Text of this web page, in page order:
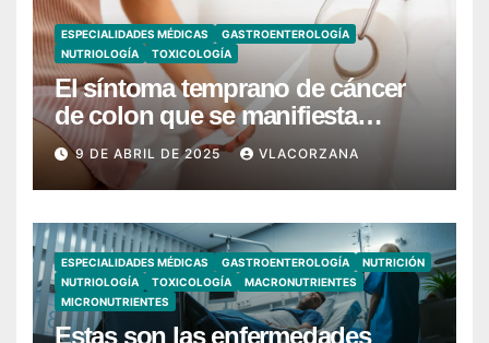
ESPECIALIDADES MÉDICAS
GASTROENTEROLOGÍA
NUTRIOLOGÍA
TOXICOLOGÍA
El síntoma temprano de cáncer
de colon que se manifiesta
cuando vas al baño
9 DE ABRIL DE 2025 VLACORZANA
ESPECIALIDADES MÉDICAS GASTROENTEROLOGÍA
NUTRICIÓN
NUTRIOLOGÍA
TOXICOLOGÍA
MACRONUTRIENTES
MICRONUTRIENTES
Estas son las enfermedades